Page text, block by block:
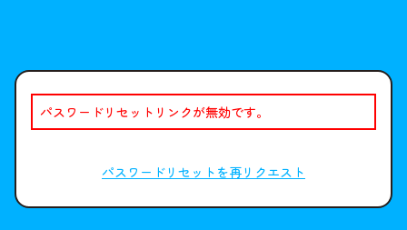
パスワードリセットリンクが無効です。
パスワードリセットを再リクエスト